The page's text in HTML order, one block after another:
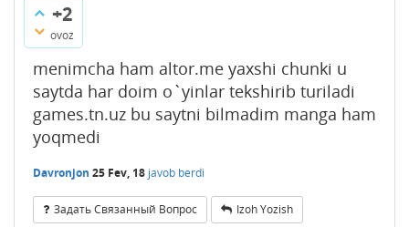
+2
ovoz
menimcha ham altor.me yaxshi chunki u
saytda har doim o`yinlar tekshirib turiladi
games.tn.uz bu saytni bilmadim manga ham
yoqmedi
Davronjon 25 Fev, 18 javob berdi
Задать Связанный Вопрос Izoh Yozish